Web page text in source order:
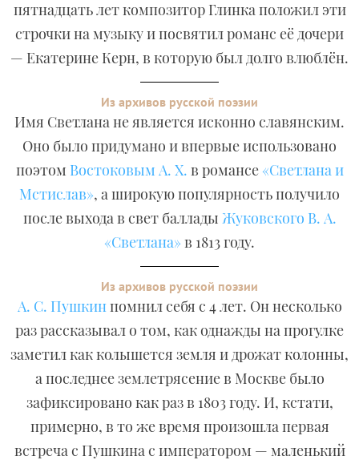
пятнадцать лет композитор Глинка положил эти
строчки на музыку и посвятил романс её дочери
— Екатерине Керн, в которую был долго влюблён.
Из архивов русской поэзии
Имя Светлана не является исконно славянским.
Оно было придумано и впервые использовано
поэтом Востоковым А. Х. в романсе«Светлана и
Мстислав», а широкую популярность получило
после выхода в свет баллады Жуковского В. А.
«Светлана»в 1813 году.
Из архивов русской поэзии
А. С. Пушкинпомнил себя с 4 лет. Он несколько
раз рассказывал о том, как однажды на прогулке
заметил как колышется земля и дрожат колонны,
а последнее землетрясение в Москве было
зафиксировано как раз в 1803 году. И, кстати,
примерно, в то же время произошла первая
встреча с Пушкина с императором — маленький